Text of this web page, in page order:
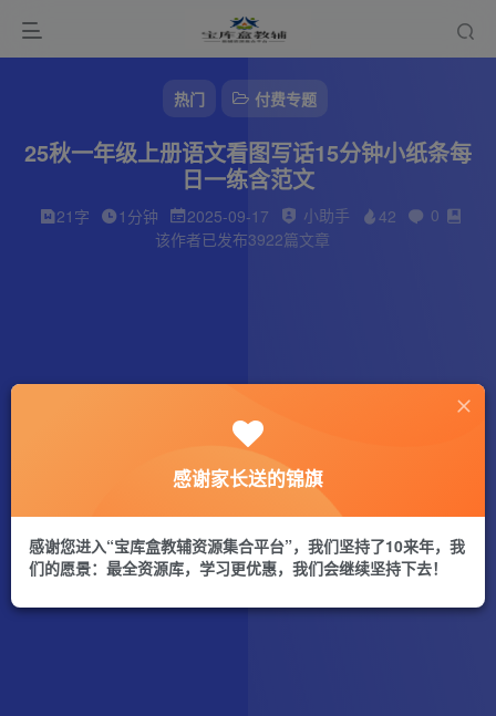
热门 付费专题
25秋一年级上册语文看图写话15分钟小纸条每
日一练含范文
21字 1分钟 2025-09-17 小助手 42
0
该作者已发布3922篇文章
感谢家长送的锦旗
感谢您进入“宝库盒教辅资源集合平台”，我们坚持了10来年，我
们的愿景：最全资源库，学习更优惠，我们会继续坚持下去！